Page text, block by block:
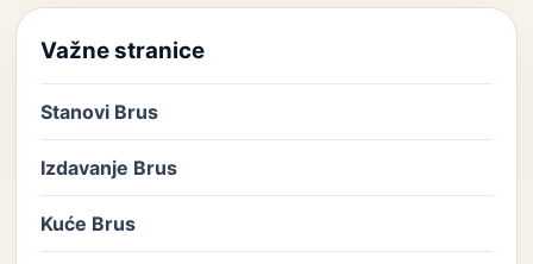
Važne stranice
Stanovi Brus
Izdavanje Brus
Kuće Brus